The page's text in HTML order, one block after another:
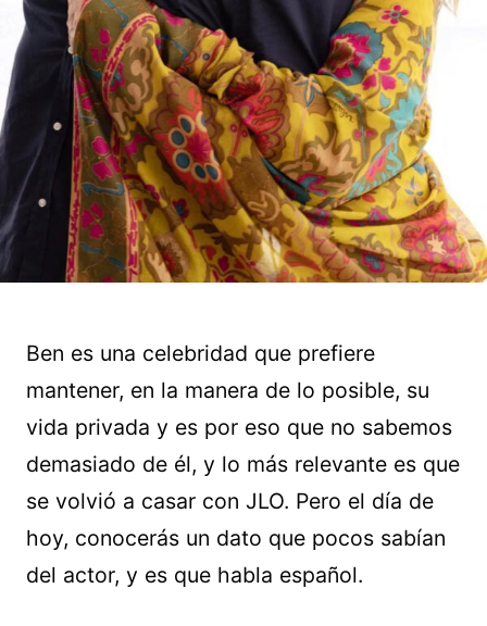
Ben es una celebridad que prefiere
mantener, en la manera de lo posible, su
vida privada y es por eso que no sabemos
demasiado de él, y lo más relevante es que
se volvió a casar con JLO. Pero el día de
hoy, conocerás un dato que pocos sabían
del actor, y es que habla español.